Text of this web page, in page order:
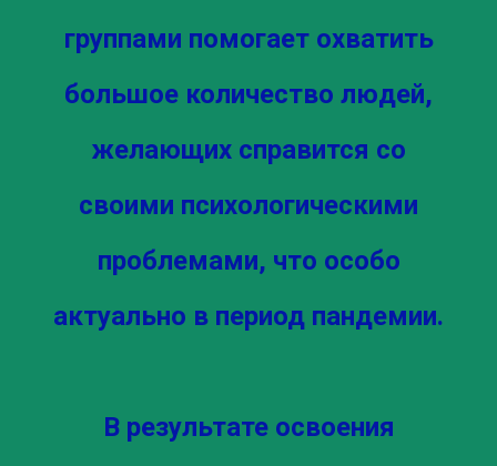
группами помогает охватить
большое количество людей,
желающих справится со
своими психологическими
проблемами, что особо
актуально в период пандемии.
В результате освоения